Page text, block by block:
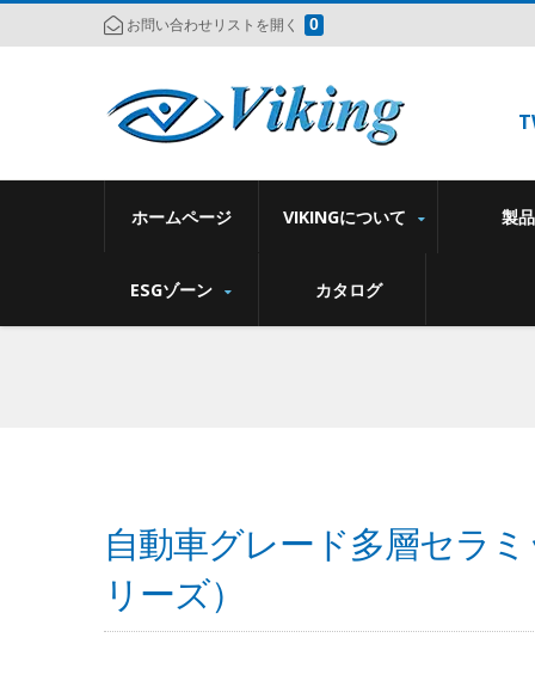
お問い合わせリストを開く 0
ホームページ VIKINGについて 製
ESGゾーン カタログ
自動車グレード多層セラ
リーズ）